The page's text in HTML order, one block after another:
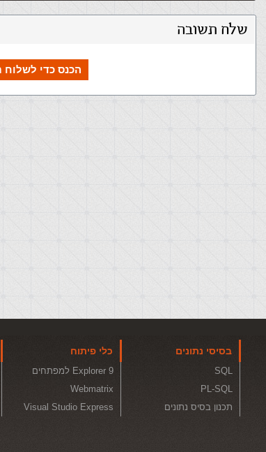
שלח תשובה
הכנס כדי
בסיסי נתונים
SQL
PL-SQL
תכנון בסיס נתונים
כלי פיתוח
Explorer 9 למפתחים
Webmatrix
Visual Studio Express